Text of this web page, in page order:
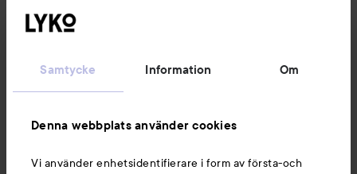
Samtycke Information Om
Denna webbplats använder cookies
Vi använder enhetsidentifierare i form av första-och
Du kanske också gillar